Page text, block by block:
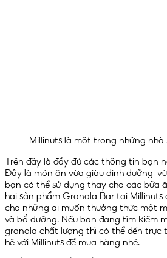
Millinuts là một trong những
Trên đây là đầy đủ các thông tin bạn
Đây là món ăn vừa giàu dinh dưỡng,
bạn có thể sử dụng thay cho các bữa
hai sản phẩm Granola Bar tại Millinuts
cho những ai muốn thưởng thức một
và bổ dưỡng. Nếu bạn đang tìm kiếm
granola chất lượng thì có thể đến trực
hệ với Millinuts để mua hàng nhé.